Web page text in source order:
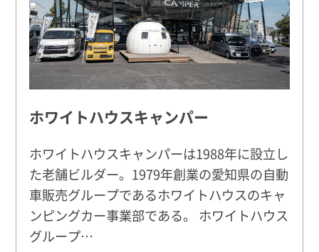
ホワイトハウスキャンパー
ホワイトハウスキャンパーは1988年に設立し
た老舗ビルダー。1979年創業の愛知県の自動
車販売グループであるホワイトハウスのキャ
ンピングカー事業部である。 ホワイトハウス
グループ…